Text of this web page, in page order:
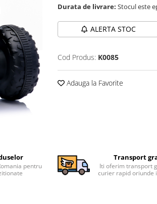
Durata de livrare: Stocul este
ALERTA STOC
Cod Produs: K0085
Adauga la Favorite
pentru
Transport
Iti oferim transport
curier rapid oriunde